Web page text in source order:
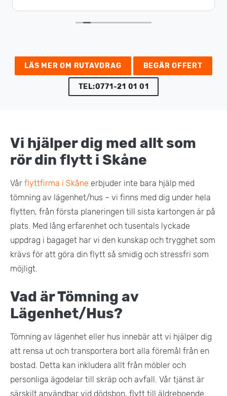
LÄS MER OM RUTAVDRAG BEGÄR OFFERT
TEL:0771-21 01 01
Vi hjälper dig med allt som
rör din flytt i Skåne
Vår flyttfirma i Skåne erbjuder inte bara hjälp med
tömning av lägenhet/hus – vi finns med dig under hela
flytten, från första planeringen till sista kartongen är på
plats. Med lång erfarenhet och tusentals lyckade
uppdrag i bagaget har vi den kunskap och trygghet som
krävs för att göra din flytt så smidig och stressfri som
möjligt.
Vad är Tömning av
Lägenhet/Hus?
Tömning av lägenhet eller hus innebär att vi hjälper dig
att rensa ut och transportera bort alla föremål från en
bostad. Detta kan inkludera allt från möbler och
personliga ägodelar till skräp och avfall. Vår tjänst är
särskilt användbar vid dödsbon, flytt till äldreboende